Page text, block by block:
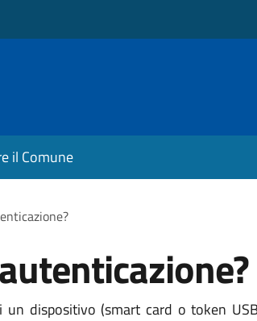
il Comune
dispositivo (smart card o token